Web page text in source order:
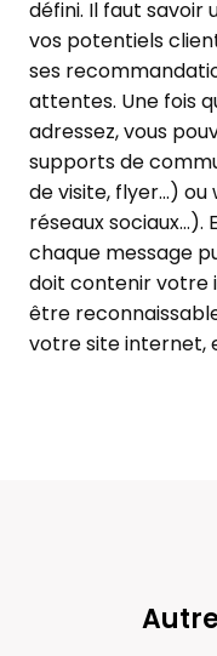
défini. Il faut savoir
vos potentiels
ses
attentes. Une fois
adressez, vous
supports de
de visite, flyer…)
réseaux sociaux…).
chaque message
doit contenir votre
être
votre site internet,